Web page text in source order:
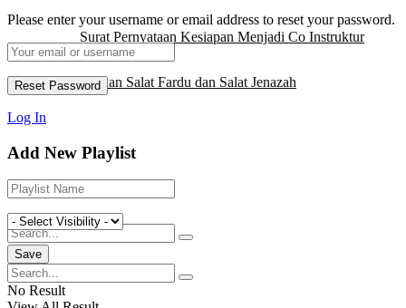
Surat Pernyataan Kesiapan Menjadi Co Instruktur
Bacaan Salat Fardu dan Salat Jenazah
Video
No Result
Please enter your username or email address to reset your password.
Log In
Add New Playlist
No Result